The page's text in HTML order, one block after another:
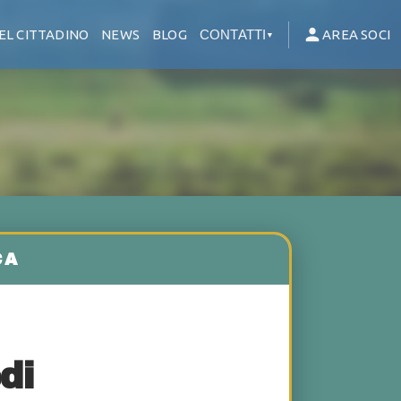
CITTADINO NEWS BLOG CONTATTI ▼ AREA SOCI